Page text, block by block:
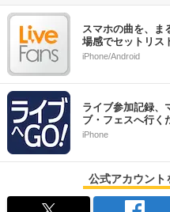
スマホの曲を、ま
場感でセットリス
iPhone/Android
ライブ参加記録、
ブ・フェスへ行く
iPhone
公式アカウント